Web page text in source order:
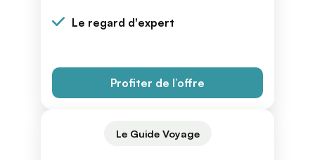
Le regard d'expert
Profiter de l’offre
Le Guide Voyage